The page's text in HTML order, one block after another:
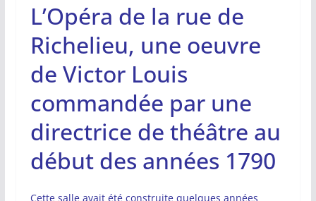
L’Opéra de la rue de
Richelieu, une oeuvre
de Victor Louis
commandée par une
directrice de théâtre au
début des années 1790
Cette salle avait été construite quelques années